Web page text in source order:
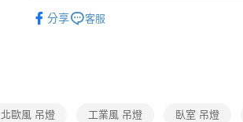
【「AFTEE先享後付」結帳流程】
絡購買商品的店家。未經商家同意取消之訂單仍
新竹貨運宅配
分享 客服
北歐風 吊燈 工業風 吊燈 臥室 吊燈